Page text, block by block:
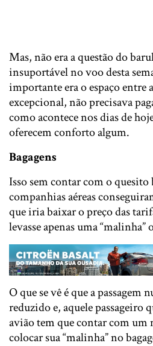
Mas, não era a questão do
insuportável no voo desta
importante era o espaço entre
excepcional, não precisava
como acontece nos dias de
oferecem conforto algum.
Bagagens
Isso sem contar com o quesito
companhias aéreas
que iria baixar o preço das
levasse apenas uma
O que se vê é que a passagem
reduzido e, aquele
avião tem que contar com um
colocar sua “malinha” no